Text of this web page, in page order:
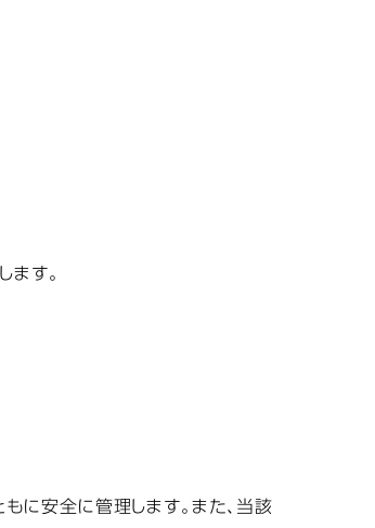
す。
に安全に管理します。また、当該